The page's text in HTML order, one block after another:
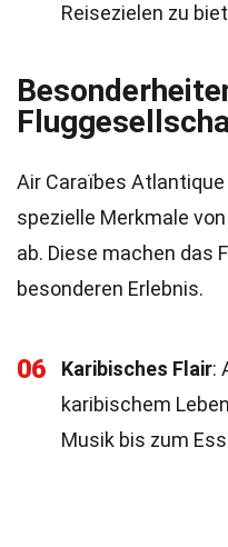
Reisezielen zu
Air Caraïbes
spezielle Merkmale
ab. Diese machen das
besonderen Erlebnis.
06 Karibisches Flair:
karibischem
Musik bis zum